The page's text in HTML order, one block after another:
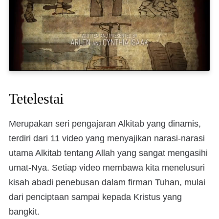
Tetelestai
Merupakan seri pengajaran Alkitab yang dinamis,
terdiri dari 11 video yang menyajikan narasi-narasi
utama Alkitab tentang Allah yang sangat mengasihi
umat-Nya. Setiap video membawa kita menelusuri
kisah abadi penebusan dalam firman Tuhan, mulai
dari penciptaan sampai kepada Kristus yang
bangkit.